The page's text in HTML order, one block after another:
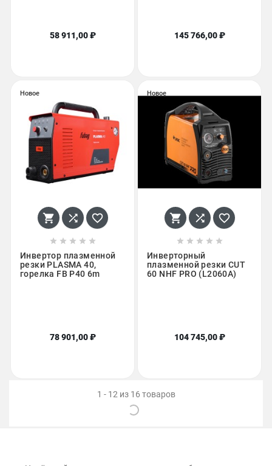
58 911,00 ₽ 145 766,00 ₽
Новое
  
    
Инвертор плазменной
резки PLASMA 40,
горелка FB P40 6m
78 901,00 ₽
Новое
  
    
Инверторный
плазменной резки CUT
60 NHF PRO (L2060A)
104 745,00 ₽
1 - 12 из 16 товаров